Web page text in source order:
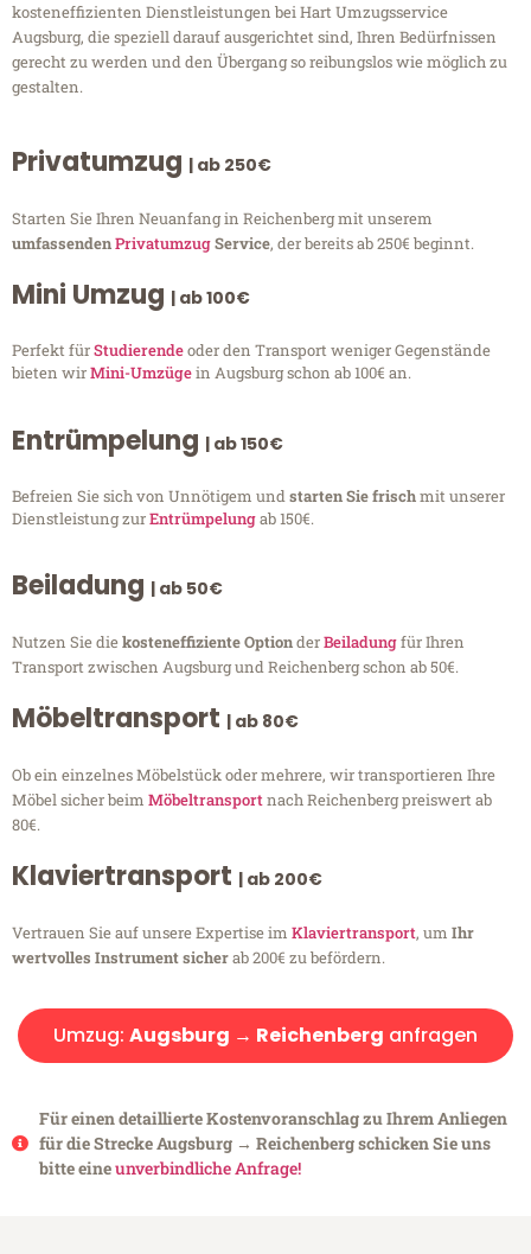
kosteneffizienten Dienstleistungen bei Hart Umzugsservice
Augsburg, die speziell darauf ausgerichtet sind, Ihren Bedürfnissen
gerecht zu werden und den Übergang so reibungslos wie möglich zu
gestalten.
Privatumzug | ab 250€
Starten Sie Ihren Neuanfang in Reichenberg mit unserem
umfassendenPrivatumzugService, der bereits ab 250€ beginnt.
Mini Umzug | ab 100€
Perfekt fürStudierendeoder den Transport weniger Gegenstände
bieten wirMini-Umzügein Augsburg schon ab 100€ an.
Entrümpelung | ab 150€
Befreien Sie sich von Unnötigem undstarten Sie frischmit unserer
Dienstleistung zurEntrümpelungab 150€.
Beiladung | ab 50€
Nutzen Sie diekosteneffiziente OptionderBeiladungfür Ihren
Transport zwischen Augsburg und Reichenberg schon ab 50€.
Möbeltransport | ab 80€
Ob ein einzelnes Möbelstück oder mehrere, wir transportieren Ihre
Möbel sicher beim Möbeltransportnach Reichenberg preiswert ab
80€.
Klaviertransport | ab 200€
Vertrauen Sie auf unsere Expertise im Klaviertransport, um Ihr
wertvolles Instrument sicherab 200€ zu befördern.
Umzug: Augsburg → Reichenberg anfragen
Für einen detaillierte Kostenvoranschlag zu Ihrem Anliegen
für die Strecke Augsburg → Reichenberg schicken Sie uns
bitte eineunverbindliche Anfrage!